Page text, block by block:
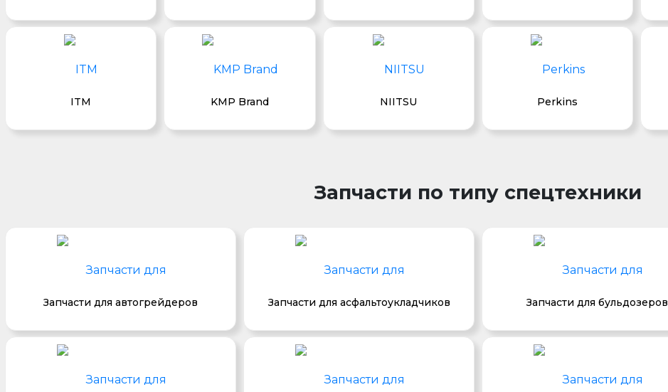
ITM KMP Brand NIITSU Perkins
Запчасти по типу спецтехники
Запчасти для автогрейдеров Запчасти для асфальтоукладчиков Запчасти для бульдозеров